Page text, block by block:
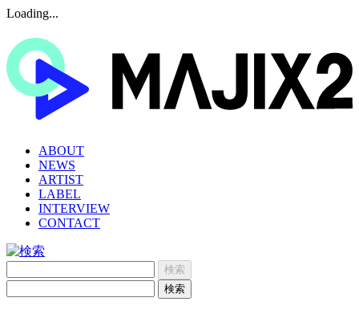
Loading...
ABOUT
NEWS
ARTIST
LABEL
INTERVIEW
CONTACT